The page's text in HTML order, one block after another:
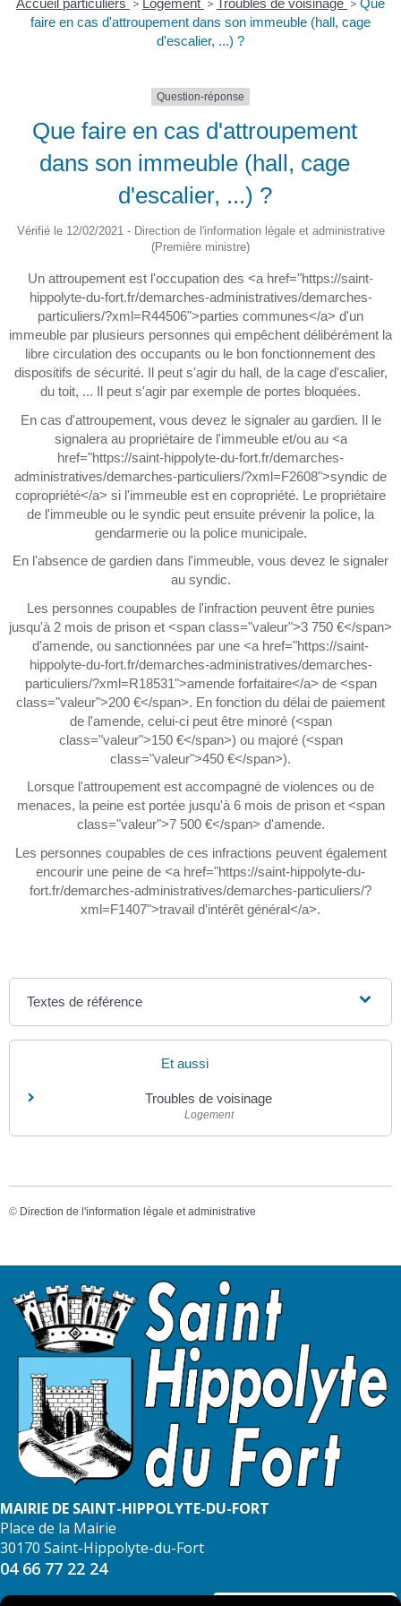
Accueil particuliers > Logement > Troubles de voisinage > Que
faire en cas d'attroupement dans son immeuble (hall, cage
d'escalier, ...) ?
Question-réponse
Que faire en cas d'attroupement
dans son immeuble (hall, cage
d'escalier, ...) ?
Vérifié le 12/02/2021 - Direction de l'information légale et administrative
(Première ministre)
Un attroupement est l'occupation des <a href="https://saint-
hippolyte-du-fort.fr/demarches-administratives/demarches-
particuliers/?xml=R44506">parties communes</a> d'un
immeuble par plusieurs personnes qui empêchent délibérément la
libre circulation des occupants ou le bon fonctionnement des
dispositifs de sécurité. Il peut s'agir du hall, de la cage d'escalier,
du toit, ... Il peut s'agir par exemple de portes bloquées.
En cas d'attroupement, vous devez le signaler au gardien. Il le
signalera au propriétaire de l'immeuble et/ou au <a
href="https://saint-hippolyte-du-fort.fr/demarches-
administratives/demarches-particuliers/?xml=F2608">syndic de
copropriété</a> si l'immeuble est en copropriété. Le propriétaire
de l'immeuble ou le syndic peut ensuite prévenir la police, la
gendarmerie ou la police municipale.
En l'absence de gardien dans l'immeuble, vous devez le signaler
au syndic.
Les personnes coupables de l'infraction peuvent être punies
jusqu'à 2 mois de prison et <span class="valeur">3 750 €</span>
d'amende, ou sanctionnées par une <a href="https://saint-
hippolyte-du-fort.fr/demarches-administratives/demarches-
particuliers/?xml=R18531">amende forfaitaire</a> de <span
class="valeur">200 €</span>. En fonction du délai de paiement
de l'amende, celui-ci peut être minoré (<span
class="valeur">150 €</span>) ou majoré (<span
class="valeur">450 €</span>).
Lorsque l'attroupement est accompagné de violences ou de
menaces, la peine est portée jusqu'à 6 mois de prison et <span
class="valeur">7 500 €</span> d'amende.
Les personnes coupables de ces infractions peuvent également
encourir une peine de <a href="https://saint-hippolyte-du-
fort.fr/demarches-administratives/demarches-particuliers/?
xml=F1407">travail d'intérêt général</a>.
Textes de référence
Et aussi
Troubles de voisinage
Logement
© Direction de l'information légale et administrative
MAIRIE DE SAINT-HIPPOLYTE-DU-FORT
Place de la Mairie
30170 Saint-Hippolyte-du-Fort
04 66 77 22 24